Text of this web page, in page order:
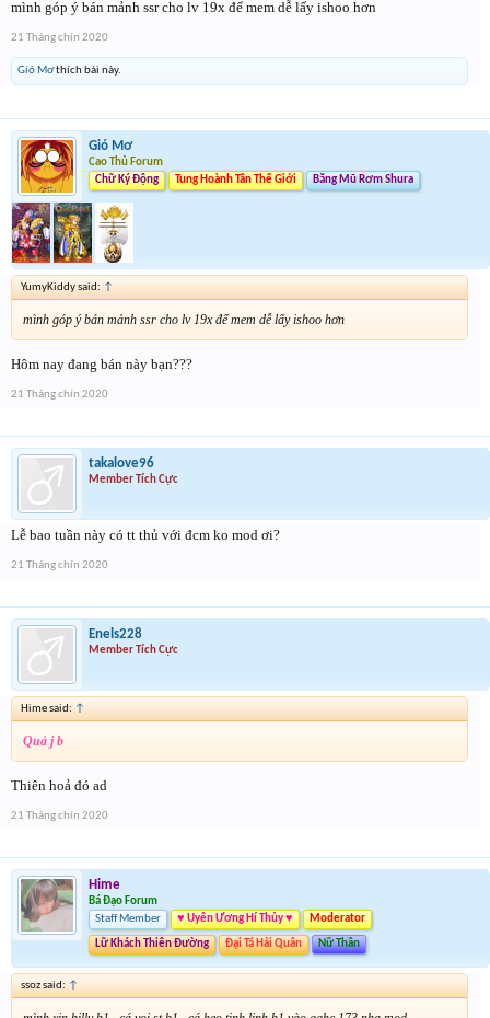
mình góp ý bán mảnh ssr cho lv 19x để mem dễ lấy ishoo hơn
21 Tháng chín 2020
Gió Mơthích bài này.
Gió Mơ
Cao Thủ Forum
Chữ Ký Động
Tung Hoành Tân Thế Giới Băng Mũ Rơm Shura
YumyKiddy said: ↑
mình góp ý bán mảnh ssr cho lv 19x để mem dễ lấy ishoo hơn
Hôm nay đang bán này bạn???
21 Tháng chín 2020
takalove96
Member Tích Cực
Lễ bao tuần này có tt thủ với đcm ko mod ơi?
21 Tháng chín 2020
Enels228
Member Tích Cực
Hime said: ↑
Quả j b
Thiên hoả đó ad
21 Tháng chín 2020
Hime
Bá Đạo Forum
Staff Member
♥ Uyên Ương Hí Thủy ♥ Moderator
Lữ Khách Thiên Đường Đại Tá Hải Quân Nữ Thần
ssoz said: ↑